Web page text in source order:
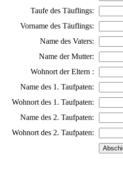
Taufe des Täuflings:
Vorname des Täuflings:
Name des Vaters:
Name der Mutter:
Wohnort der Eltern :
Name des 1. Taufpaten:
Wohnort des 1. Taufpaten:
Name des 2. Taufpaten:
Wohnort des 2. Taufpaten: